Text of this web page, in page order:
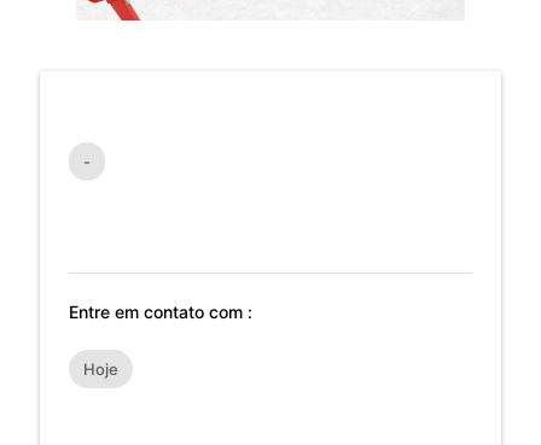
-
Entre em contato com :
Hoje